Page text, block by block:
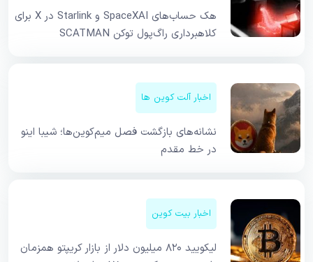
هک حساب‌های SpaceXAI و Starlink در X برای
کلاهبرداری راگ‌پول توکن SCATMAN
اخبار آلت کوین ها
نشانه‌های بازگشت فصل میم‌کوین‌ها؛ شیبا اینو
در خط مقدم
اخبار بیت کوین
لیکویید ۸۲۰ میلیون دلار از بازار کریپتو همزمان